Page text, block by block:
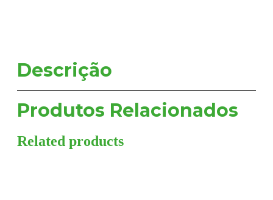
Descrição
Produtos Relacionados
Related products